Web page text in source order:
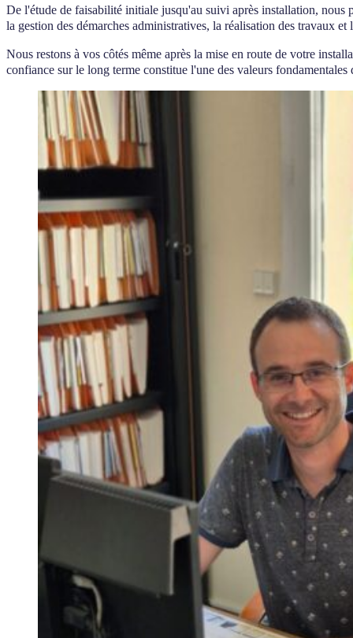
De l'étude de faisabilité initiale jusqu'au suivi après installation,
la gestion des démarches administratives, la réalisation des travaux et
Nous restons à vos côtés même après la mise en route de votre
confiance sur le long terme constitue l'une des valeurs